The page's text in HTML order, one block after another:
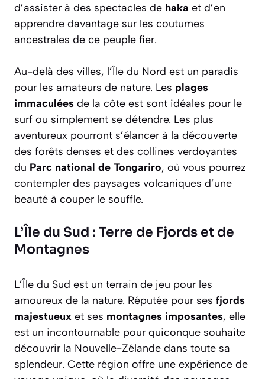
d’assister à des spectacles de haka et d’en
apprendre davantage sur les coutumes
ancestrales de ce peuple fier.
Au-delà des villes, l’Île du Nord est un paradis
pour les amateurs de nature. Les plages
immaculées de la côte est sont idéales pour le
surf ou simplement se détendre. Les plus
aventureux pourront s’élancer à la découverte
des forêts denses et des collines verdoyantes
du Parc national de Tongariro, où vous pourrez
contempler des paysages volcaniques d’une
beauté à couper le souffle.
L’Île du Sud : Terre de Fjords et de
Montagnes
L’Île du Sud est un terrain de jeu pour les
amoureux de la nature. Réputée pour ses fjords
majestueux et ses montagnes imposantes, elle
est un incontournable pour quiconque souhaite
découvrir la Nouvelle-Zélande dans toute sa
splendeur. Cette région offre une expérience de